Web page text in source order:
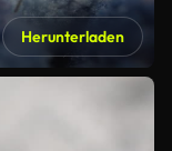
Herunterladen